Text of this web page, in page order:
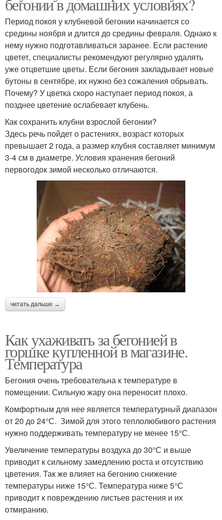
бегонии в домашних условиях?
Период покоя у клубневой бегонии начинается со
средины ноября и длится до средины февраля. Однако к
нему нужно подготавливаться заранее. Если растение
цветет, специалисты рекомендуют регулярно удалять
уже отцветшие цветы. Если бегония закладывает новые
бутоны в сентябре, их нужно без сожаления обрывать.
Почему? У цветка скоро наступает период покоя, а
позднее цветение ослабевает клубень.
Как сохранить клубни взрослой бегонии?
Здесь речь пойдет о растениях, возраст которых
превышает 2 года, а размер клубня составляет минимум
3-4 см в диаметре. Условия хранения бегоний
первогодок зимой несколько отличаются.
читать дальше →
Как ухаживать за бегонией в
горшке купленной в магазине.
Температура
Бегония очень требовательна к температуре в
помещении. Сильную жару она переносит плохо.
Комфортным для нее является температурный диапазон
от 20 до 24°С. Зимой для этого теплолюбивого растения
нужно поддерживать температуру не менее 15°С.
Увеличение температуры воздуха до 30°С и выше
приводит к сильному замедлению роста и отсутствию
цветения. Так же влияет на бегонию снижение
температуры ниже 15°С. Температура ниже 5°С
приводит к повреждению листьев растения и их
отмиранию.